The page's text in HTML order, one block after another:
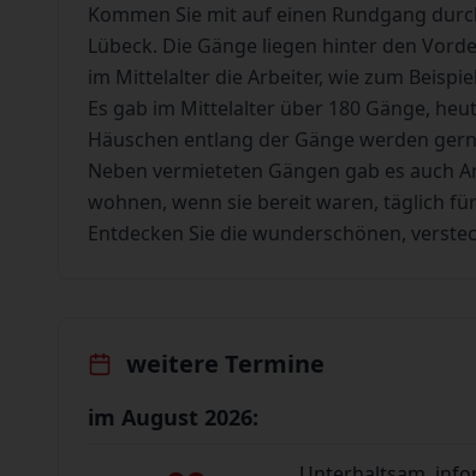
Kommen Sie mit auf einen Rundgang
Lübeck. Die Gänge liegen hinter den
im Mittelalter die Arbeiter, wie zum
Es gab im Mittelalter über 180 Gänge,
Häuschen entlang der Gänge werden
Neben vermieteten Gängen gab es auch
wohnen, wenn sie bereit waren, täglich
Entdecken Sie die wunderschönen,
weitere Termine
im August 2026: